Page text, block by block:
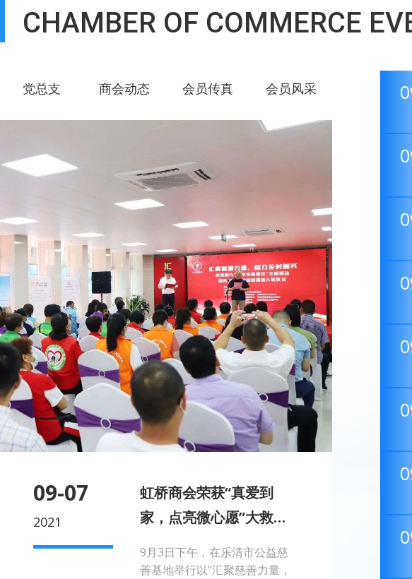
CHAMBER OF COMMERCE
党总支 商会动态 会员传真 会员风采
09-07
2021
虹桥商会荣获“真爱到
家，点亮微心愿”大救助
9月3日下午，在乐清市公益慈
善基地举行以“汇聚慈善力量，